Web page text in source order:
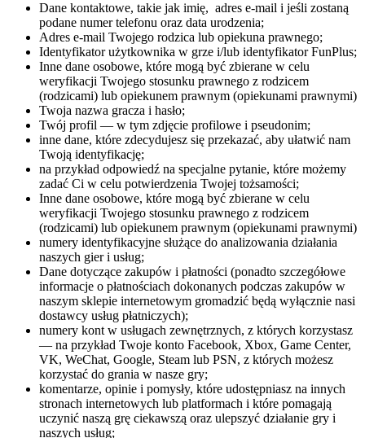
Dane kontaktowe, takie jak imię, adres e-mail i jeśli zostaną
podane numer telefonu oraz data urodzenia;
Adres e-mail Twojego rodzica lub opiekuna prawnego;
Identyfikator użytkownika w grze i/lub identyfikator FunPlus;
Inne dane osobowe, które mogą być zbierane w celu
weryfikacji Twojego stosunku prawnego z rodzicem
(rodzicami) lub opiekunem prawnym (opiekunami prawnymi)
Twoja nazwa gracza i hasło;
Twój profil — w tym zdjęcie profilowe i pseudonim;
inne dane, które zdecydujesz się przekazać, aby ułatwić nam
Twoją identyfikację;
na przykład odpowiedź na specjalne pytanie, które możemy
zadać Ci w celu potwierdzenia Twojej tożsamości;
Inne dane osobowe, które mogą być zbierane w celu
weryfikacji Twojego stosunku prawnego z rodzicem
(rodzicami) lub opiekunem prawnym (opiekunami prawnymi)
numery identyfikacyjne służące do analizowania działania
naszych gier i usług;
Dane dotyczące zakupów i płatności (ponadto szczegółowe
informacje o płatnościach dokonanych podczas zakupów w
naszym sklepie internetowym gromadzić będą wyłącznie nasi
dostawcy usług płatniczych);
numery kont w usługach zewnętrznych, z których korzystasz
— na przykład Twoje konto Facebook, Xbox, Game Center,
VK, WeChat, Google, Steam lub PSN, z których możesz
korzystać do grania w nasze gry;
komentarze, opinie i pomysły, które udostępniasz na innych
stronach internetowych lub platformach i które pomagają
uczynić naszą grę ciekawszą oraz ulepszyć działanie gry i
naszych usług;